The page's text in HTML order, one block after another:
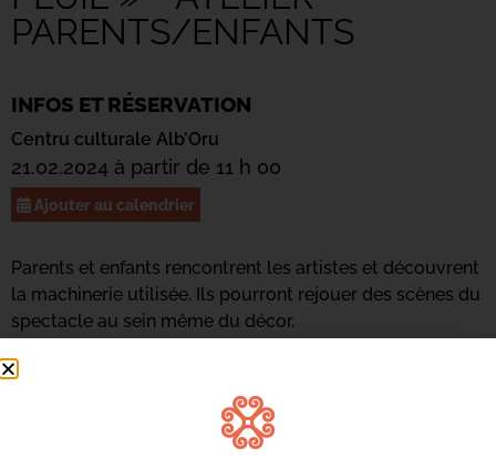
PARENTS/ENFANTS
INFOS ET RÉSERVATION
Centru culturale Alb’Oru
21.02.2024 à partir de 11 h 00
Ajouter au calendrier
Parents et enfants rencontrent les artistes et découvrent
la machinerie utilisée. Ils pourront rejouer des scènes du
spectacle au sein même du décor.